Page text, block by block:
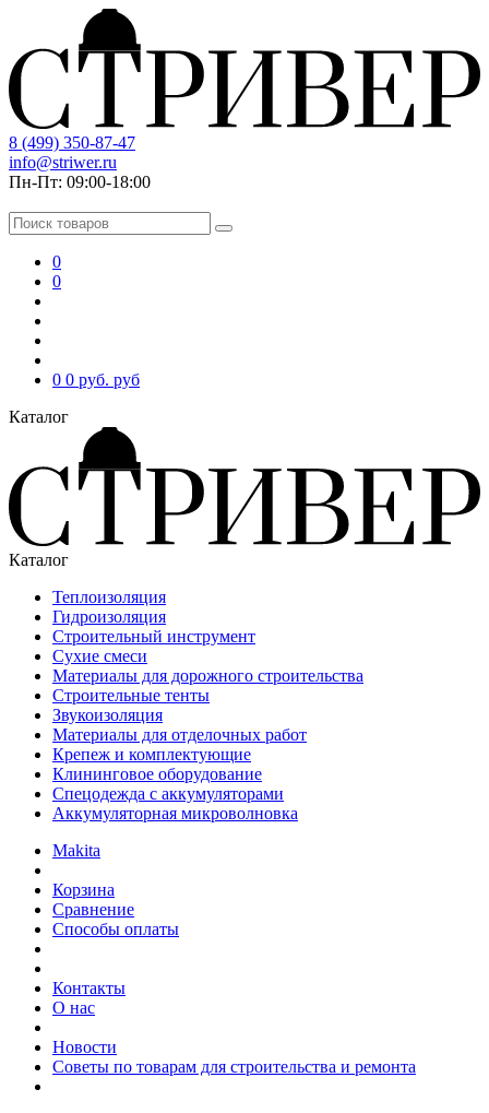
8 (499) 350-87-47
info@striwer.ru
Пн-Пт: 09:00-18:00
0
0
0 0 руб. руб
Каталог
Каталог
Теплоизоляция
Гидроизоляция
Строительный инструмент
Сухие смеси
Материалы для дорожного строительства
Строительные тенты
Звукоизоляция
Материалы для отделочных работ
Крепеж и комплектующие
Клининговое оборудование
Спецодежда с аккумуляторами
Аккумуляторная микроволновка
Makita
Корзина
Сравнение
Способы оплаты
Контакты
О нас
Новости
Советы по товарам для строительства и ремонта